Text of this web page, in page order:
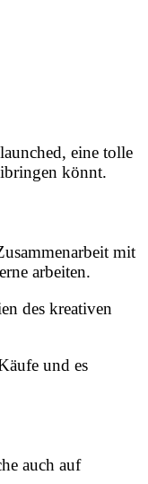
eine tolle
könnt.
mit
arbeiten.
des kreativen
und es
auch auf